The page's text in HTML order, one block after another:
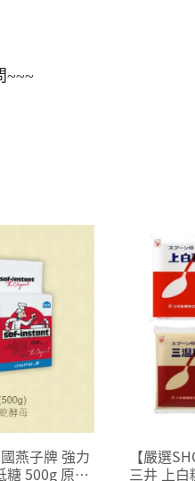
~~~
燕子牌 強力
糖 500g 原廠
【嚴選
三井 上